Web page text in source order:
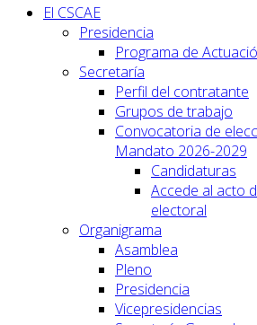
El CSCAE
Presidencia
Programa de
Secretaría
Perfil del contratante
Grupos de trabajo
Convocatoria de
Mandato 2026-2029
Candidaturas
Accede al acto
electoral
Organigrama
Asamblea
Pleno
Presidencia
Vicepresidencias